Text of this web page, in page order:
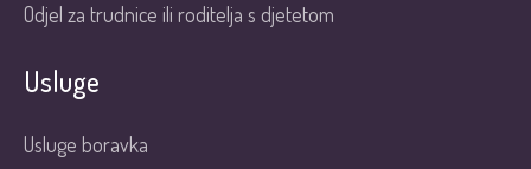
Odjel za trudnice ili roditelja s djetetom
Usluge
Usluge boravka